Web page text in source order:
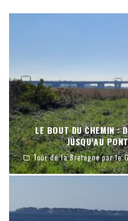
LE BOUT DU CHEMIN :
JUSQU’AU
Tour de la Bretagne par le